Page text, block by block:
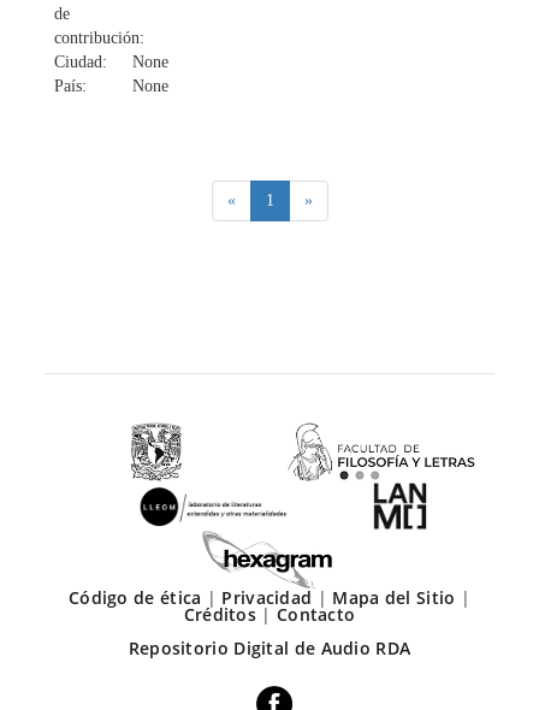
de
contribución:
Ciudad:
None
País:
None
« 1 (current)
»
Código de ética | Privacidad | Mapa del Sitio |
Créditos | Contacto
Repositorio Digital de Audio RDA